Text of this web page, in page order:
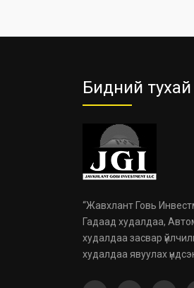
Бидний тухай
“Жавхлант Говь
Гадаад худалдаа,
худалдаа засвар
худалдаа явуулах